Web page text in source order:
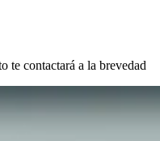
te contactará a la brevedad